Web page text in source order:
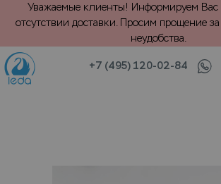
Уважаемые клиенты! Информируем Вас
отсутствии доставки. Просим прощение
неудобства.
+7 (495) 120-02-84
/ Одежда из кожи и замши